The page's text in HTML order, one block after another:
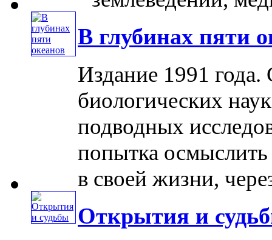
В глубинах пяти
Издание 1991
биологических
подводных
попытка осмыслить
в своей жизни,
Открытия и